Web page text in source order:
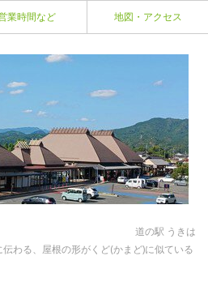
業時間など 地図・アクセス
道の駅 うきは
伝わる、屋根の形がくど(かまど)に似ている